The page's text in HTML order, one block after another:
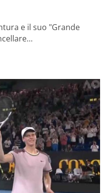
e il suo "Grande